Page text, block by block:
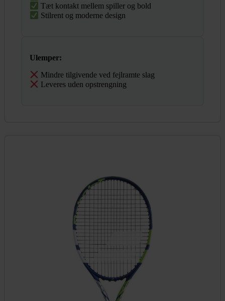
Tæt kontakt mellem spiller og bold
Stilrent og moderne design
Ulemper:
Mindre tilgivende ved fejlramte slag
Leveres uden opstrengning